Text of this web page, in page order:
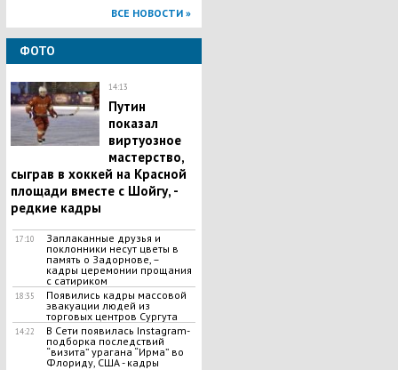
ВСЕ НОВОСТИ »
ФОТО
14:13
Путин
показал
виртуозное
мастерство,
сыграв в хоккей на Красной
площади вместе с Шойгу, -
редкие кадры
17:10
Заплаканные друзья и
поклонники несут цветы в
память о Задорнове, –
кадры церемонии прощания
с сатириком
18:35
Появились кадры массовой
эвакуации людей из
торговых центров Сургута
14:22
В Сети появилась Іnstagram-
подборка последствий
“визита” урагана “Ирма” во
Флориду, США - кадры